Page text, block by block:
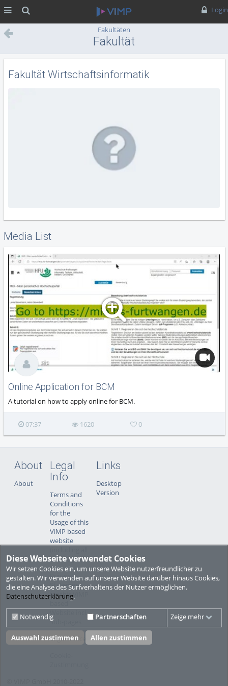
Login
Diese Webseite verwendet Cookies
Wir setzen Cookies ein, um unsere Website nutzerfreundlicher zu
gestalten. Wir verwenden auf unserer Website darüber hinaus Cookies,
die eine Analyse des Surfverhaltens der Nutzer ermöglichen.
Datenschutzerklärung.
Notwendig Partnerschaften Zeige mehr
Auswahl zustimmen Allen zustimmen
Fakultäten
Fakultät
Wirtschaftsinformatik
Fakultät Wirtschaftsinformatik
Media List
Online Application for BCM
A tutorial on how to apply online for BCM.
zie
07:37 1620 0
About
About
Legal
Info
Terms and
Conditions
for the
Usage of this
ViMP based
website
sub-pages)
Privacy
Statement
for this ViMP
Website incl.
Sub-pages
Legal notice
Links
Desktop
Version